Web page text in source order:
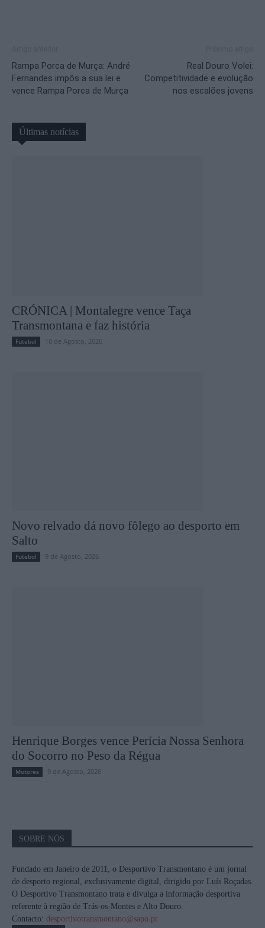
Rampa Porca de Murça: André
Fernandes impôs a sua lei e
vence Rampa Porca de Murça
Real Douro Volei:
Competitividade e evolução
nos escalões jovens
Últimas notícias
CRÓNICA | Montalegre vence Taça
Transmontana e faz história
Futebol 10 de Agosto, 2026
Novo relvado dá novo fôlego ao desporto em
Salto
Futebol 9 de Agosto, 2026
Henrique Borges vence Perícia Nossa Senhora
do Socorro no Peso da Régua
Motores 9 de Agosto, 2026
SOBRE NÓS
Fundado em Janeiro de 2011, o Desportivo Transmontano é um jornal
de desporto regional, exclusivamente digital, dirigido por Luís Roçadas.
O Desportivo Transmontano trata e divulga a informação desportiva
referente à região de Trás-os-Montes e Alto Douro.
Contacto: desportivotransmontano@sapo.pt